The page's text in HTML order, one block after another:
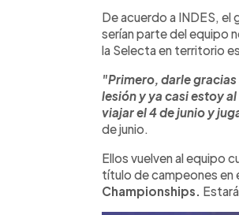
De acuerdo a INDES, el
serían parte del equipo
la Selecta en territorio
"Primero, darle
lesión y ya casi estoy
viajar el 4 de junio y
de junio.
Ellos vuelven al equipo
título de campeones en
Championships.